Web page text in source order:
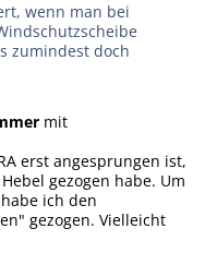
wenn man bei
zumindest doch
mit
erst angesprungen ist,
gezogen habe. Um
ich den
gezogen. Vielleicht